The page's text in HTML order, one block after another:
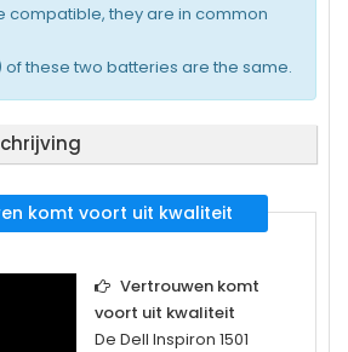
compatible, they are in common
of these two batteries are the same.
komt voort uit kwaliteit
Vertrouwen komt
voort uit kwaliteit
De Dell Inspiron 1501